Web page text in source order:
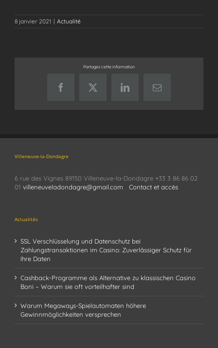
8 janvier 2021 | Actualité
Partagez cette information
FacebookX LinkedInEmail
Villeneuve-la-Dondagre
6 rue des Vignes 89150 Villeneuve-la-Dondagre +33 3 86 86 02
01 villeneuveladondagre@gmail.com Contact et accès
Actualités
SSL Verschlüsselung und Datenschutz bei
Zahlungstransaktionen im Casino: Zuverlässiger Schutz für
Ihre Daten
Cashback-Programme als Alternative zu klassischen Casino
Boni – Warum sie oft vorteilhafter sind
Warum Megaways-Spielautomaten höhere
Gewinnmöglichkeiten versprechen